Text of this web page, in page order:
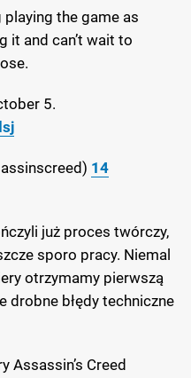
playing the game as
it and can’t wait to
5.
14
już proces twórczy,
sporo pracy. Niemal
otrzymamy pierwszą
drobne błędy techniczne
Assassin’s Creed